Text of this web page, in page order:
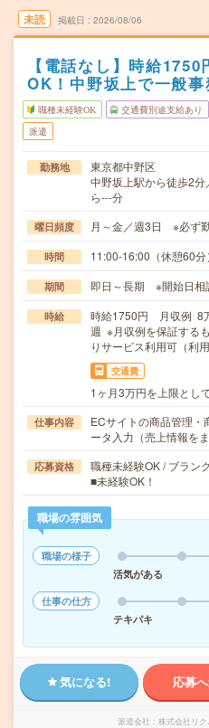
未読 掲載日 2026/08/06
【電話なし】時給
OK！中野坂上で一般事
職種未経験OK 交通費別途支給あり
派遣
勤務地
東京都中野区
中野坂上駅から徒歩2
ら---分
曜日頻度 月～金／週3日 ※必ず
時間 11:00-16:00（休憩60分
期間 即日～長期 ※開始日相
時給
時給1750円 月収例 8
週 ※月収例を保証する
りサービス利用可（利用
交通費
1ヶ月3万円を上限とし
仕事内容
ECサイトの商品管理・
ータ入力（売上情報を
応募資格
職種未経験OK / ブラン
■未経験OK！
職場の雰囲気
職場の様子
活気がある
仕事の仕方
テキパキ
気になる! 応募
派遣会社 株式会社リ